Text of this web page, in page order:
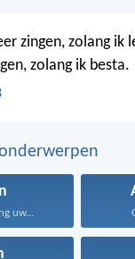
zingen, zolang ik
zolang ik besta.
uw...